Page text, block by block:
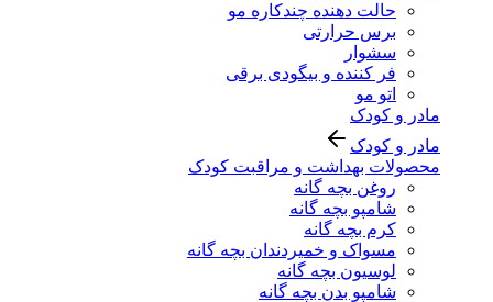
حالت دهنده چندکاره مو
برس حرارتی
سشوار
فر کننده و بیگودی برقی
اتو مو
مادر و کودک
مادر و کودک
محصولات بهداشت و مراقبت کودک
روغن بچه گانه
شامپو بچه گانه
کرم بچه گانه
مسواک و خمیردندان بچه گانه
لوسیون بچه گانه
شامپو بدن بچه گانه